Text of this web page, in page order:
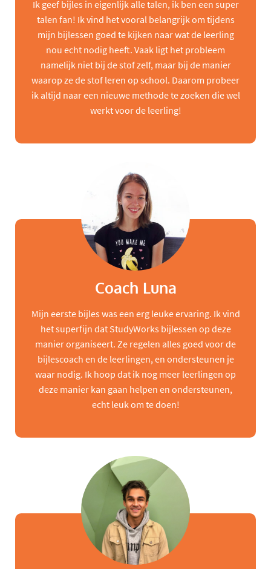
Ik geef bijles in eigenlijk alle talen, ik ben een super
talen fan! Ik vind het vooral belangrijk om tijdens
mijn bijlessen goed te kijken naar wat de leerling
nou echt nodig heeft. Vaak ligt het probleem
namelijk niet bij de stof zelf, maar bij de manier
waarop ze de stof leren op school. Daarom probeer
ik altijd naar een nieuwe methode te zoeken die wel
werkt voor de leerling!
Coach Luna
Mijn eerste bijles was een erg leuke ervaring. Ik vind
het superfijn dat StudyWorks bijlessen op deze
manier organiseert. Ze regelen alles goed voor de
bijlescoach en de leerlingen, en ondersteunen je
waar nodig. Ik hoop dat ik nog meer leerlingen op
deze manier kan gaan helpen en ondersteunen,
echt leuk om te doen!